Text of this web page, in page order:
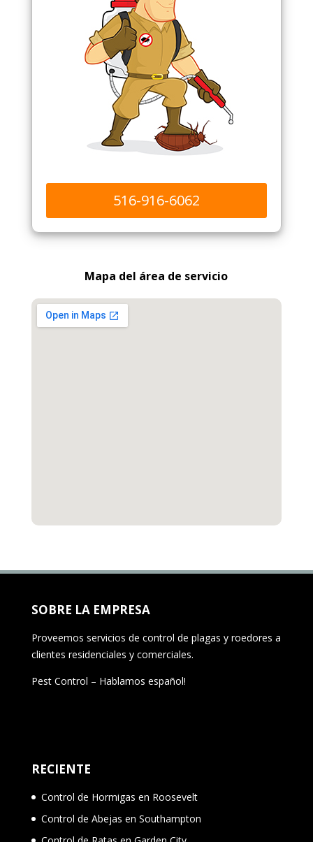
516-916-6062
Mapa del área de servicio
SOBRE LA EMPRESA
Proveemos servicios de control de plagas y roedores a
clientes residenciales y comerciales.
Pest Control – Hablamos español!
RECIENTE
Control de Hormigas en Roosevelt
Control de Abejas en Southampton